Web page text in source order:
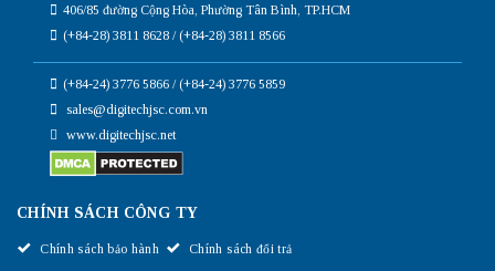
406/85 đường Cộng Hòa, Phường Tân Bình, TP.HCM
(+84-28) 3811 8628 / (+84-28) 3811 8566
(+84-24) 3776 5866 / (+84-24) 3776 5859
sales@digitechjsc.com.vn
www.digitechjsc.net
CHÍNH SÁCH CÔNG TY
Chính sách bảo hành Chính sách đổi trả